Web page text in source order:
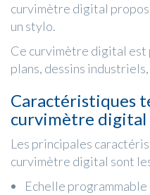
curvimètre digital
un stylo.
Ce curvimètre digital est
plans, dessins
Caractéristiques
curvimètre digital
Les principales
curvimètre digital sont
Echelle programmable